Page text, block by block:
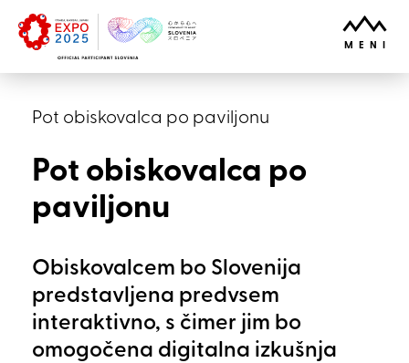
ODPRI
MENI
Pot obiskovalca po paviljonu
Pot obiskovalca po
paviljonu
Obiskovalcem bo Slovenija
predstavljena predvsem
interaktivno, s čimer jim bo
omogočena digitalna izkušnja